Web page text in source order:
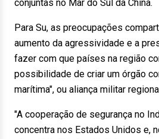
conjuntas no Mar do Sul da China.
Para Su, as preocupações
aumento da agressividade e a
fazer com que países na região
possibilidade de criar um órgão
marítima", ou aliança militar
"A cooperação de segurança no
concentra nos Estados Unidos e,